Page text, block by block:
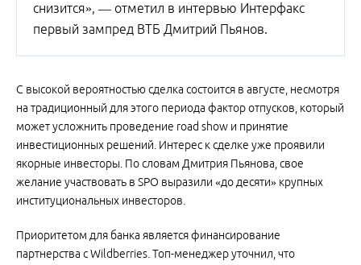
снизится», — отметил в интервью Интерфакс
первый зампред ВТБ Дмитрий Пьянов.
С высокой вероятностью сделка состоится в августе, несмотря
на традиционный для этого периода фактор отпусков, который
может усложнить проведение road show и принятие
инвестиционных решений. Интерес к сделке уже проявили
якорные инвесторы. По словам Дмитрия Пьянова, свое
желание участвовать в SPO выразили «до десяти» крупных
институциональных инвесторов.
Приоритетом для банка является финансирование
партнерства с Wildberries. Топ-менеджер уточнил, что